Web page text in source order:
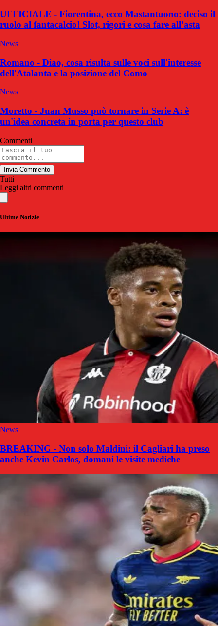
UFFICIALE - Fiorentina, ecco Mastantuono: deciso il
ruolo al fantacalcio! Slot, rigori e cosa fare all’asta
News
Romano - Diao, cosa risulta sulle voci sull'interesse
dell'Atalanta e la posizione del Como
News
Moretto - Juan Musso può tornare in Serie A: è
un'idea concreta in porta per questo club
Commenti
Invia Commento
Tutti
Leggi altri commenti
Ultime Notizie
News
BREAKING - Non solo Maldini: il Cagliari ha preso
anche Kevin Carlos, domani le visite mediche